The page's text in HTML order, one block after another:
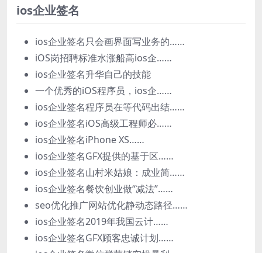
ios企业签名
ios企业签名只会画界面写业务的……
iOS岗招聘标准水涨船高ios企……
ios企业签名升华自己的技能
一个优秀的iOS程序员，ios企……
ios企业签名程序员在等代码出结……
ios企业签名iOS高级工程师必……
ios企业签名iPhone XS……
ios企业签名GFX提供的基于区……
ios企业签名山村米姑娘：成业简……
ios企业签名餐饮创业做“减法”……
seo优化推广网站优化静动态路径……
ios企业签名2019年我国云计……
ios企业签名GFX顾客忠诚计划……